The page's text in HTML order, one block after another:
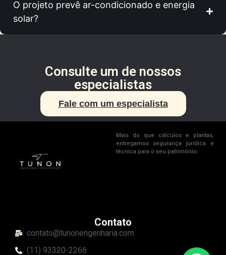
O projeto prevê ar-condicionado e energia
solar?
Consulte um de nossos
especialistas
Fale com um especialista
Mais do que cálculos e plantas,
entregamos segurança jurídica e
técnica para o seu patrimônio.
Contato
contato@tunonengenharia.com
(11) 93320-2266